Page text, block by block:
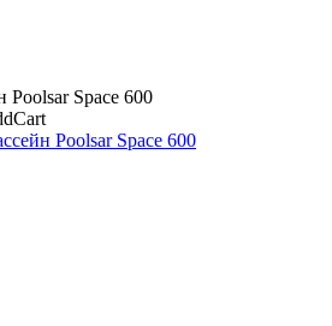
Poolsar Space 600